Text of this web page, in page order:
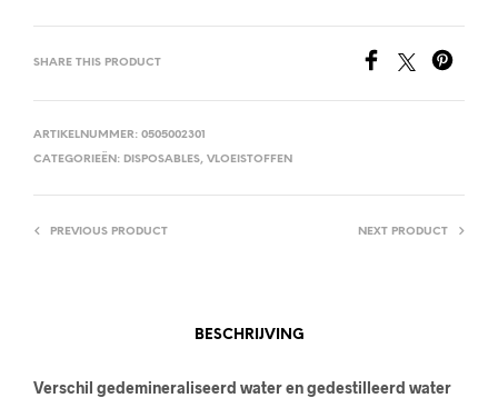
SHARE THIS PRODUCT
ARTIKELNUMMER: 0505002301
CATEGORIEËN: DISPOSABLES, VLOEISTOFFEN
PREVIOUS PRODUCT NEXT PRODUCT
BESCHRIJVING
Verschil gedemineraliseerd water en gedestilleerd water